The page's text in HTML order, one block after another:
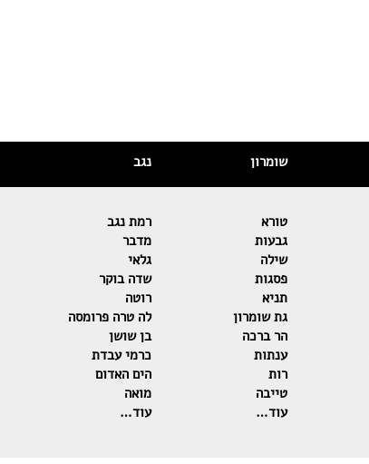
שומרון
טורא
גבעות
שילה
פסגות
תניא
גת שומרון
הר ברכה
ענתות
רות
טייבה
עוד…
נגב
רמת נגב
מדבר
גלאי
שדה בוקר
רוטה
לה טרה פרומסה
בן שושן
כרמי עבדת
הים האדום
מואה
עוד…